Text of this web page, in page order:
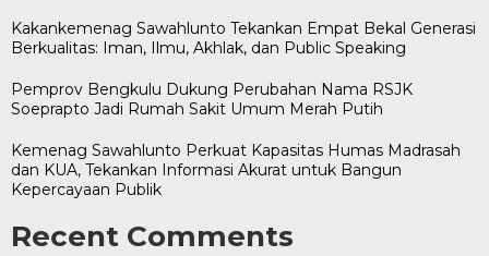
Kakankemenag Sawahlunto Tekankan Empat Bekal Generasi
Berkualitas: Iman, Ilmu, Akhlak, dan Public Speaking
Pemprov Bengkulu Dukung Perubahan Nama RSJK
Soeprapto Jadi Rumah Sakit Umum Merah Putih
Kemenag Sawahlunto Perkuat Kapasitas Humas Madrasah
dan KUA, Tekankan Informasi Akurat untuk Bangun
Kepercayaan Publik
Recent Comments